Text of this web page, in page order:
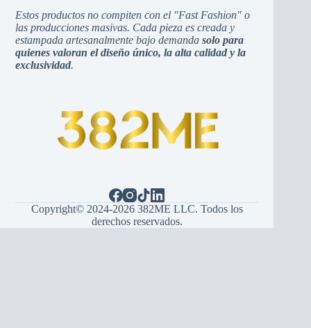
Estos productos no compiten con el "Fast Fashion" o
las producciones masivas. Cada pieza es creada y
estampada artesanalmente bajo demandasolo para
quienes valoran el diseño único, la alta calidad y la
exclusividad.
Copyright© 2024-2026 382ME LLC. Todos los
derechos reservados.